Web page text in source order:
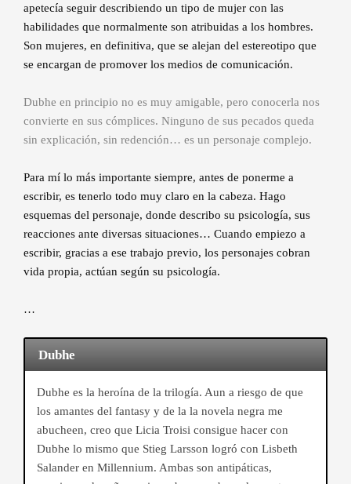
apetecía seguir describiendo un tipo de mujer con las
habilidades que normalmente son atribuidas a los hombres.
Son mujeres, en definitiva, que se alejan del estereotipo que
se encargan de promover los medios de comunicación.
Dubhe en principio no es muy amigable, pero conocerla nos
convierte en sus cómplices. Ninguno de sus pecados queda
sin explicación, sin redención… es un personaje complejo.
Para mí lo más importante siempre, antes de ponerme a
escribir, es tenerlo todo muy claro en la cabeza. Hago
esquemas del personaje, donde describo su psicología, sus
reacciones ante diversas situaciones… Cuando empiezo a
escribir, gracias a ese trabajo previo, los personajes cobran
vida propia, actúan según su psicología.
…
Dubhe
Dubhe es la heroína de la trilogía. Aun a riesgo de que
los amantes del fantasy y de la la novela negra me
abucheen, creo que Licia Troisi consigue hacer con
Dubhe lo mismo que Stieg Larsson logró con Lisbeth
Salander en Millennium. Ambas son antipáticas,